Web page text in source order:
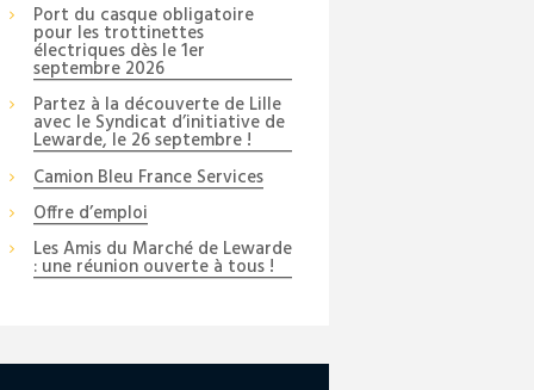
Port du casque obligatoire
pour les trottinettes
électriques dès le 1er
septembre 2026
Partez à la découverte de Lille
avec le Syndicat d’initiative de
Lewarde, le 26 septembre !
Camion Bleu France Services
Offre d’emploi
Les Amis du Marché de Lewarde
: une réunion ouverte à tous !